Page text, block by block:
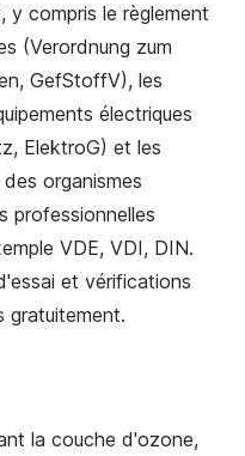
y compris le règlement
(Verordnung zum
GefStoffV), les
électriques
ElektroG) et les
organismes
professionnelles
VDE, VDI, DIN.
et vérifications
gratuitement.
la couche d'ozone,